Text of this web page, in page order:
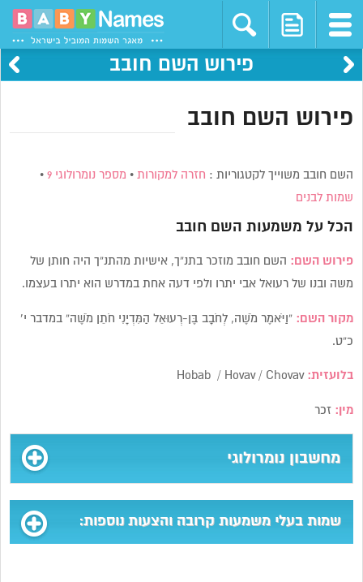
פירוש השם חובב
פירוש השם חובב
השם חובב משוייך לקטגוריות : חזרה למקורות • מספר נומרולוגי 9 •
שמות לבנים
הכל על משמעות השם חובב
פירוש השם: השם חובב מוזכר בתנ”ך, אישיות מהתנ”ך היה חותן של
משה ובנו של רעואל אבי יתרו ולפי דעה אחת במדרש הוא יתרו בעצמו.
מקור השם: “וַיֹּאמֶר מֹשֶׁה, לְחֹבָב בֶּן-רְעוּאֵל הַמִּדְיָנִי חֹתֵן מֹשֶׁה” במדבר י’
כ”ט.
בלועזית: Hobab / Hovav / Chovav
מין: זכר
מחשבון נומרולוגי
שמות בעלי משמעות קרובה והצעות נוספות: